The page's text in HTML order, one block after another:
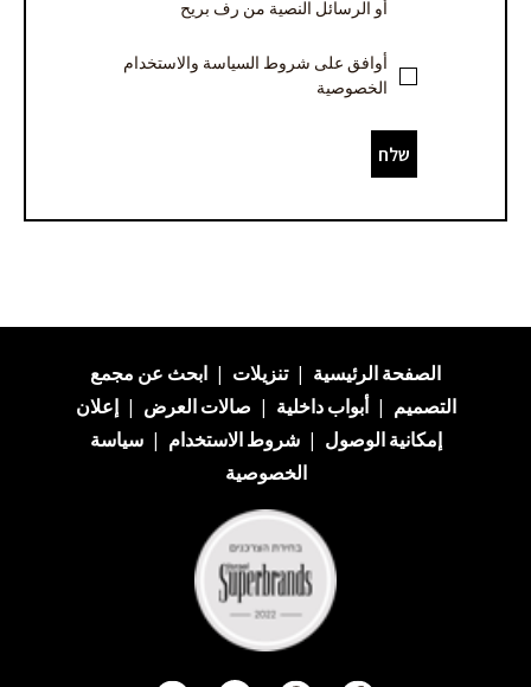
أو الرسائل النصية من رف بريح
أوافق على شروط السياسة والاستخدام
الخصوصية
שלח
الصفحة الرئيسية | تنزيلات | ابحث عن مجمع
التصميم | أبواب داخلية | صالات العرض | إعلان
إمكانية الوصول | شروط الاستخدام | سياسة
الخصوصية